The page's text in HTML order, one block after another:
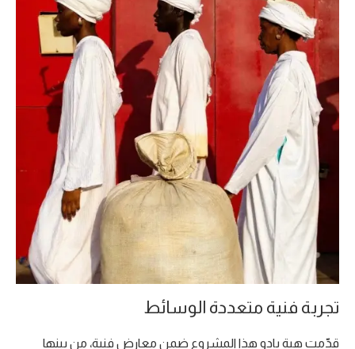
تجربة فنية متعددة الوسائط
قدّمت هبة بادو هذا المشروع ضمن معارض فنية، من بينها